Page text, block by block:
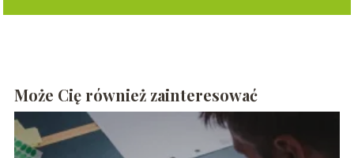
Może Cię również zainteresować